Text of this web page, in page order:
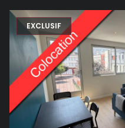
EXCLUSIF